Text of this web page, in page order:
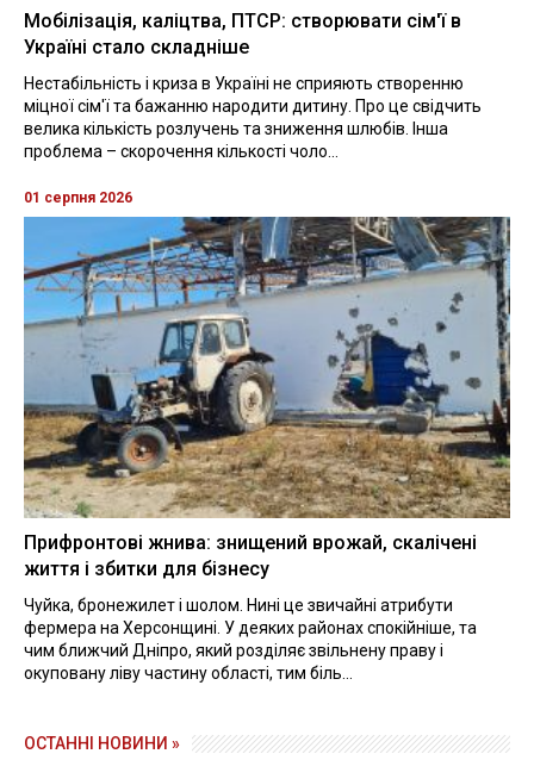
Мобілізація, каліцтва, ПТСР: створювати сім'ї в
Україні стало складніше
Нестабільність і криза в Україні не сприяють створенню
міцної сім'ї та бажанню народити дитину. Про це свідчить
велика кількість розлучень та зниження шлюбів. Інша
проблема – скорочення кількості чоло...
01 серпня 2026
Прифронтові жнива: знищений врожай, скалічені
життя і збитки для бізнесу
Чуйка, бронежилет і шолом. Нині це звичайні атрибути
фермера на Херсонщині. У деяких районах спокійніше, та
чим ближчий Дніпро, який розділяє звільнену праву і
окуповану ліву частину області, тим біль...
ОСТАННІ НОВИНИ »